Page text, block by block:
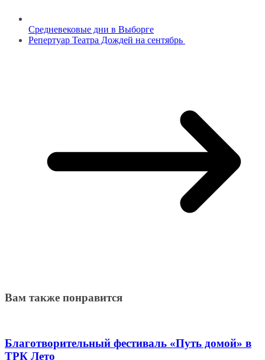
Средневековые дни в Выборге
Репертуар Театра Дождей на сентябрь
Вам также понравится
Благотворительный фестиваль «Путь домой» в
ТРК Лето